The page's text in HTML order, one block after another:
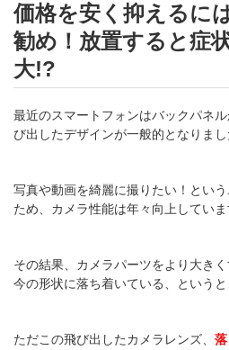
価格を安く抑えるに
勧め！放置すると症
大!?
最近のスマートフォンはバックパネ
び出したデザインが一般的となりまし
写真や動画を綺麗に撮りたい！とい
ため、カメラ性能は年々向上していま
その結果、カメラパーツをより大き
今の形状に落ち着いている、というと
ただこの飛び出したカメラレンズ、